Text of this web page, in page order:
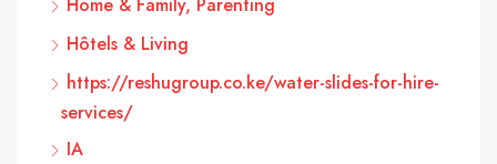
Home & Family, Parenting
Hôtels & Living
https://reshugroup.co.ke/water-slides-for-hire-
services/
IA